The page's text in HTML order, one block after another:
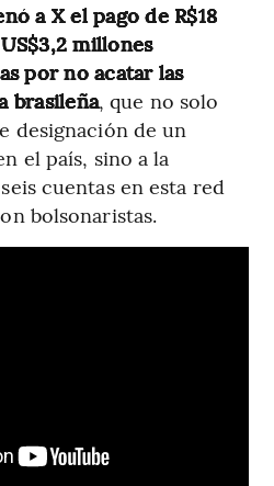
a X el pago de R$18
millones
por no acatar las
brasileña, que no solo
designación de un
el país, sino a la
cuentas en esta red
bolsonaristas.